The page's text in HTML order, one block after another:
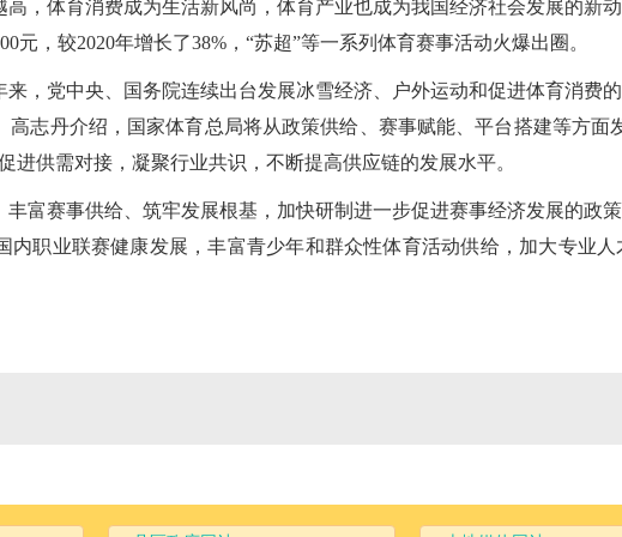
高，体育消费成为生活新风尚，体育产业也成为我国经济社会发展的新
元，较2020年增长了38%，“苏超”等一系列体育赛事活动火爆出圈。
，党中央、国务院连续出台发展冰雪经济、户外运动和促进体育消费
高志丹介绍，国家体育总局将从政策供给、赛事赋能、平台搭建等方
进供需对接，凝聚行业共识，不断提高供应链的发展水平。
富赛事供给、筑牢发展根基，加快研制进一步促进赛事经济发展的政
内职业联赛健康发展，丰富青少年和群众性体育活动供给，加大专业